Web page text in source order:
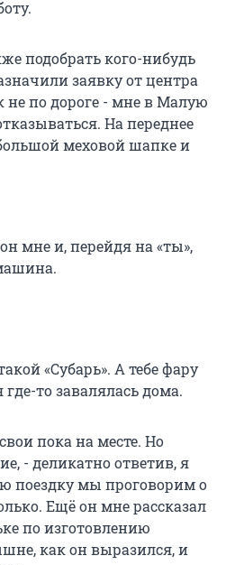
подобрать кого-нибудь
заявку от центра
не по дороге - мне в Малую
На переднее
меховой шапке и
мне и, перейдя на «ты»,
«Субарь». А тебе фару
то завалялась дома.
пока на месте. Но
- деликатно ответив, я
поездку мы проговорим о
Ещё он мне рассказал
по изготовлению
как он выразился, и